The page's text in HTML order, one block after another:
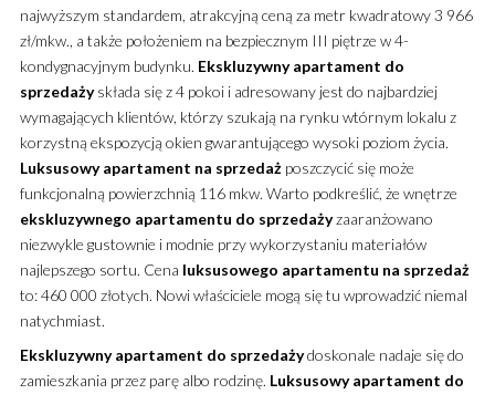
najwyższym standardem, atrakcyjną ceną za metr kwadratowy 3 966
zł/mkw., a także położeniem na bezpiecznym III piętrze w 4-
kondygnacyjnym budynku. Ekskluzywny apartament do
sprzedażyskłada się z 4 pokoi i adresowany jest do najbardziej
wymagających klientów, którzy szukają na rynku wtórnym lokalu z
korzystną ekspozycją okien gwarantującego wysoki poziom życia.
Luksusowy apartament na sprzedażposzczycić się może
funkcjonalną powierzchnią 116 mkw. Warto podkreślić, że wnętrze
ekskluzywnego apartamentu do sprzedażyzaaranżowano
niezwykle gustownie i modnie przy wykorzystaniu materiałów
najlepszego sortu. Cena luksusowego apartamentu na sprzedaż
to: 460 000 złotych. Nowi właściciele mogą się tu wprowadzić niemal
natychmiast.
Ekskluzywny apartament do sprzedażydoskonale nadaje się do
zamieszkania przez parę albo rodzinę. Luksusowy apartament do